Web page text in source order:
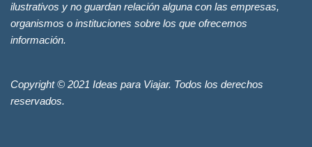
ilustrativos y no guardan relación alguna con las empresas,
organismos o instituciones sobre los que ofrecemos
información.
Copyright © 2021 Ideas para Viajar. Todos los derechos
reservados.